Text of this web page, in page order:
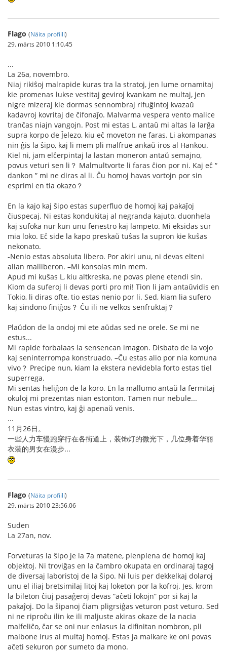
Flago (Näita profiili)
29. märts 2010 1:10.45
...
La 26a, novembro.
Niaj rikiŝoj malrapide kuras tra la stratoj, jen lume ornamitaj
kie promenas lukse vestitaj geviroj kvankam ne multaj, jen
nigre mizeraj kie dormas sennombraj rifuĝintoj kvazaŭ
kadavroj kovritaj de ĉifonaĵo. Malvarma vespera vento malice
tranĉas niajn vangojn. Post mi estas L, antaŭ mi altas la larĝa
supra korpo de Ĵelezo, kiu eĉ moveton ne faras. Li akompanas
nin ĝis la ŝipo, kaj li mem pli malfrue ankaŭ iros al Hankou.
Kiel ni, jam elĉerpintaj la lastan moneron antaŭ semajno,
povus veturi sen li？ Malmultvorte li faras ĉion por ni. Kaj eĉ “
dankon ” mi ne diras al li. Ĉu homoj havas vortojn por sin
esprimi en tia okazo？
En la kajo kaj ŝipo estas superfluo de homoj kaj pakaĵoj
ĉiuspecaj. Ni estas kondukitaj al negranda kajuto, duonhela
kaj sufoka nur kun unu fenestro kaj lampeto. Mi eksidas sur
mia loko. Eĉ side la kapo preskaŭ tuŝas la supron kie kuŝas
nekonato.
-Nenio estas absoluta libero. Por akiri unu, ni devas elteni
alian malliberon. –Mi konsolas min mem.
Apud mi kuŝas L, kiu altkreska, ne povas plene etendi sin.
Kiom da suferoj li devas porti pro mi! Tion li jam antaŭvidis en
Tokio, li diras ofte, tio estas nenio por li. Sed, kiam lia sufero
kaj sindono finiĝos？ Ĉu ili ne velkos senfruktaj？
Plaŭdon de la ondoj mi ete aŭdas sed ne orele. Se mi ne
estus...
Mi rapide forbalaas la sensencan imagon. Disbato de la vojo
kaj seninterrompa konstruado. –Ĉu estas alio por nia komuna
vivo？ Precipe nun, kiam la ekstera nevidebla forto estas tiel
superrega.
Mi sentas heliĝon de la koro. En la mallumo antaŭ la fermitaj
okuloj mi prezentas nian estonton. Tamen nur nebule...
Nun estas vintro, kaj ĝi apenaŭ venis.
...
11月26日。
一些人力车慢跑穿行在各街道上，装饰灯的微光下，几位身着华丽
衣装的男女在漫步...
Flago (Näita profiili)
29. märts 2010 23:56.06
Suden
La 27an, nov.
Forveturas la ŝipo je la 7a matene, plenplena de homoj kaj
objektoj. Ni troviĝas en la ĉambro okupata en ordinaraj tagoj
de diversaj laboristoj de la ŝipo. Ni luis per dekkelkaj dolaroj
unu el iliaj bretsimilaj litoj kaj loketon por la kofroj. Jes, krom
la bileton ĉiuj pasaĝeroj devas “aĉeti lokojn” por si kaj la
pakaĵoj. Do la ŝipanoj ĉiam pligrsiĝas veturon post veturo. Sed
ni ne riproĉu ilin ke ili maljuste akiras okaze de la nacia
malfeliĉo, ĉar se oni nur enlasus la difinitan nombron, pli
malbone irus al multaj homoj. Estas ja malkare ke oni povas
aĉeti sekuron por sumeto da mono.